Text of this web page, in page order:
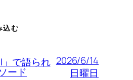
込む
で語られ
ード
2026/6/14
日曜日